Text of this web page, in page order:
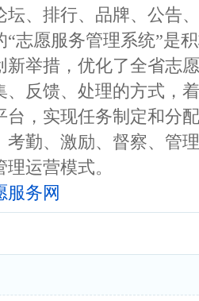
坛、排行、品牌、公告
“志愿服务管理系统”是
新举措，优化了全省志
、反馈、处理的方式，
台，实现任务制定和分
考勤、激励、督察、管
运营模式。
服务网